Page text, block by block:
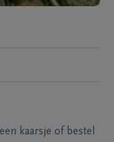
kaarsje of bestel